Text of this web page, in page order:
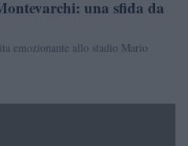
una sfida da
emozionante allo stadio Mario